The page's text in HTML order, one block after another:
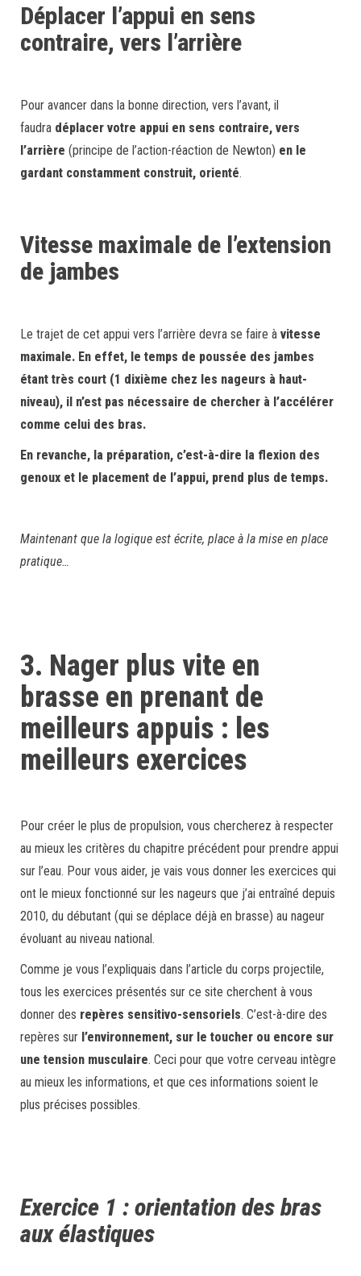
Déplacer l’appui en sens
contraire, vers l’arrière
Pour avancer dans la bonne direction, vers l’avant, il
faudra déplacer votre appui en sens contraire, vers
l’arrière (principe de l’action-réaction de Newton) en le
gardant constamment construit, orienté.
Vitesse maximale de l’extension
de jambes
Le trajet de cet appui vers l’arrière devra se faire à vitesse
maximale. En effet, le temps de poussée des jambes
étant très court (1 dixième chez les nageurs à haut-
niveau), il n’est pas nécessaire de chercher à l’accélérer
comme celui des bras.
En revanche, la préparation, c’est-à-dire la flexion des
genoux et le placement de l’appui, prend plus de temps.
Maintenant que la logique est écrite, place à la mise en place
pratique…
3. Nager plus vite en
brasse en prenant de
meilleurs appuis : les
meilleurs exercices
Pour créer le plus de propulsion, vous chercherez à respecter
au mieux les critères du chapitre précédent pour prendre appui
sur l’eau. Pour vous aider, je vais vous donner les exercices qui
ont le mieux fonctionné sur les nageurs que j’ai entraîné depuis
2010, du débutant (qui se déplace déjà en brasse) au nageur
évoluant au niveau national.
Comme je vous l’expliquais dans l’article du corps projectile,
tous les exercices présentés sur ce site cherchent à vous
donner des repères sensitivo-sensoriels. C’est-à-dire des
repères sur l’environnement, sur le toucher ou encore sur
une tension musculaire. Ceci pour que votre cerveau intègre
au mieux les informations, et que ces informations soient le
plus précises possibles.
Exercice 1 : orientation des bras
aux élastiques